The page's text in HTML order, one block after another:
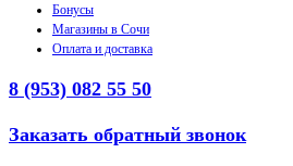
Бонусы
Магазины в Сочи
Оплата и доставка
8 (953) 082 55 50
Заказать обратный звонок